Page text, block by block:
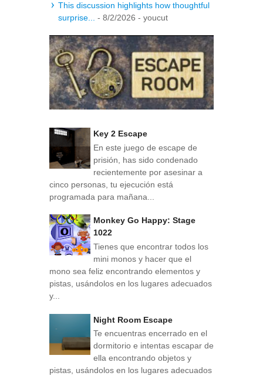
This discussion highlights how thoughtful
surprise...
- 8/2/2026 - youcut
Key 2 Escape
En este juego de escape de
prisión, has sido condenado
recientemente por asesinar a
cinco personas, tu ejecución está
programada para mañana...
Monkey Go Happy: Stage
1022
Tienes que encontrar todos los
mini monos y hacer que el
mono sea feliz encontrando elementos y
pistas, usándolos en los lugares adecuados
y...
Night Room Escape
Te encuentras encerrado en el
dormitorio e intentas escapar de
ella encontrando objetos y
pistas, usándolos en los lugares adecuados